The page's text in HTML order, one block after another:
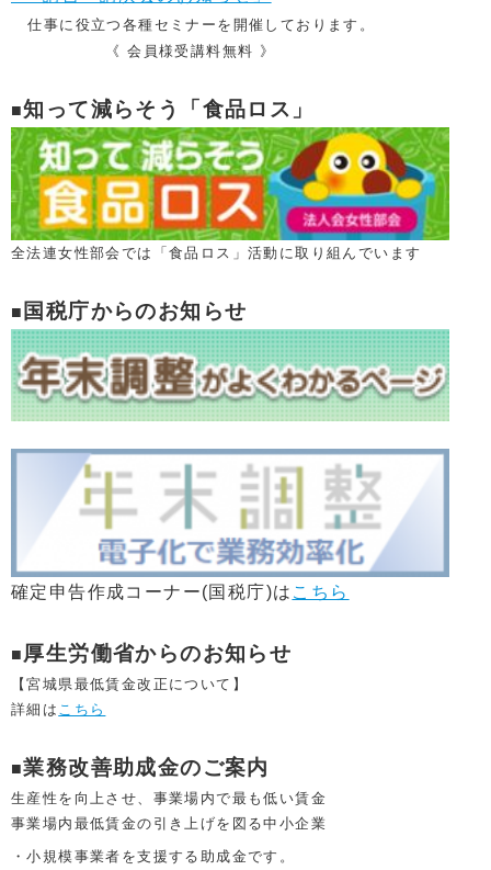
仕事に役立つ各種セミナーを開催しております。
《 会員様受講料無料 》
■知って減らそう「食品ロス」
全法連女性部会では「食品ロス」活動に取り組んでいます
■ 国税庁からのお知らせ
確定申告作成コーナー(国税庁)は こちら
■厚生労働省からのお知らせ
【宮城県最低賃金改正について】
詳細は こちら
■業務改善助成金のご案内
生産性を向上させ、事業場内で最も低い賃金
事業場内最低賃金の引き上げを図る中小企業
・小規模事業者を支援する助成金です。